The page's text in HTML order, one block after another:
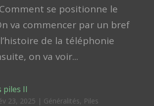
se positionne le
va commencer par un bref
de la téléphonie
on va voir...
piles II
23, 2025 | Généralités, Piles